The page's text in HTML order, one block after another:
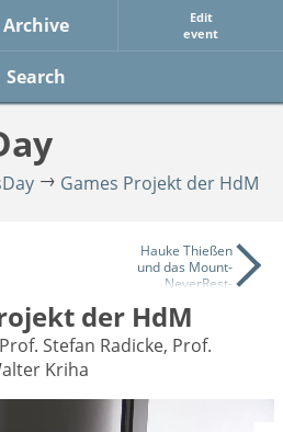
Archive
Edit
event
Games Projekt der HdM
der HdM
Stefan Radicke, Prof.
Kriha
Hauke Thießen
und das Mount-
NeverRest-